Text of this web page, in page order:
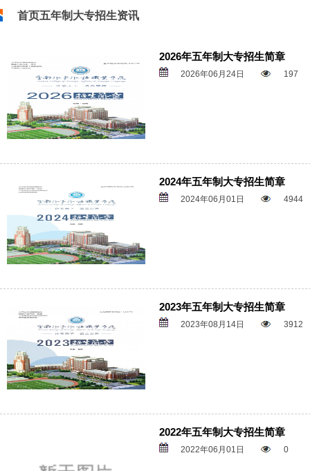
首页五年制大专招生资讯
2026年五年制大专招生简章
2026年06月24日 197
2024年五年制大专招生简章
2024年06月01日 4944
2023年五年制大专招生简章
2023年08月14日 3912
2022年五年制大专招生简章
2022年06月01日 0